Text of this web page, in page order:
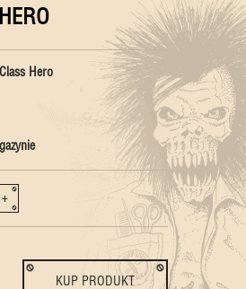
Hero
+
KUP PRODUKT